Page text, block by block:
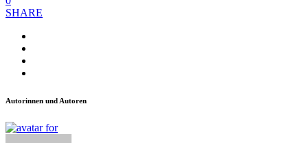
SHARE
Autorinnen und Autoren